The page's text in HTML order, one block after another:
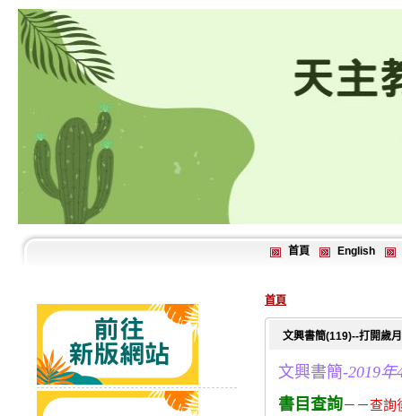
首頁 English
首頁
文興書簡(119)--打開歲
文興書簡-2019年
書目查詢－－查詢